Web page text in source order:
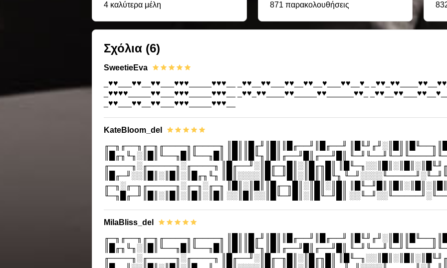
4 καλύτερα μέλη 871 παρακολουθήσεις
Σχόλια (6)
SweetieEva
_♥♥___♥♥__♥♥___♥♥♥_____♥♥♥__ _♥♥__♥♥___♥♥__♥♥__♥___♥♥__♥_
_♥♥♥♥_____♥♥___♥♥♥_____♥♥♥__ _♥♥_♥♥____♥♥_____♥♥______♥♥_
_♥♥___♥♥__♥♥___♥♥♥_____♥♥♥__
KateBloom_del
╓─╖╓──╖╓─╖╓────╖╓────╖ ║█║║█╓╜║█║║█╓──╜║█╓──╜
║█╓╖╙╖░║█║╙──╖█║╙──╖█║ ║█║║█╙╖║█║╓──╜█║╓──╜█║
╓────╖░╓─────╖░╓────╖ ║█╓──╜░║█╓─╖█║░║█╓╖█║
║█╓─╜░░║█║░║█║░║█╓╖╙╖ ║█║░░░░║█╙─╜█║░║█║║█╙╖
╓─╖░╓─╖╓─────╖░╓─╖░╓─╖ ║█║░║█║║█╓─╖█║░║█║░║█║
╙─╖█╓─╜║█║░║█║░║█║░║█║ ░░║█║░░║█╙─╜█║░║█╙─╜█║
MilaBliss_del
╓─╖╓──╖╓─╖╓────╖╓────╖ ║█║║█╓╜║█║║█╓──╜║█╓──╜
║█╓╖╙╖░║█║╙──╖█║╙──╖█║ ║█║║█╙╖║█║╓──╜█║╓──╜█║
╓────╖░╓─────╖░╓────╖ ║█╓──╜░║█╓─╖█║░║█╓╖█║